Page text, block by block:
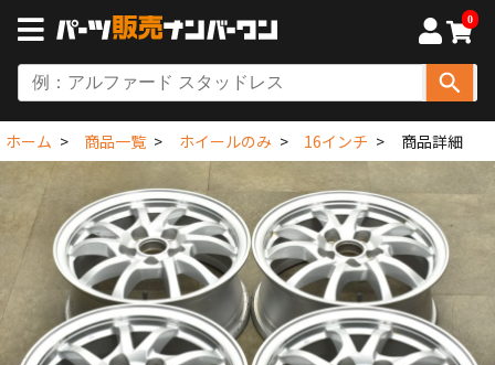
0
ホーム 商品一覧 ホイールのみ 16インチ 商品詳細